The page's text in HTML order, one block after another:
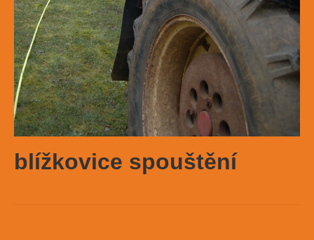
blížkovice spouštění